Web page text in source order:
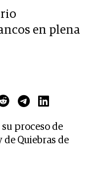
en plena
proceso de
Quiebras de